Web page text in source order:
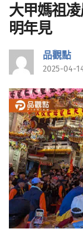
大甲媽祖
明年見
品觀點
2025-04-